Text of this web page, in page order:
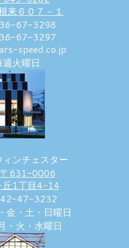
来６０７－１
67-3298
67-3297
speed.co.jp
火曜日
ンチェスター
〒631-0006
丘1丁目4-14
47-3232
・土・日曜日
火・水曜日